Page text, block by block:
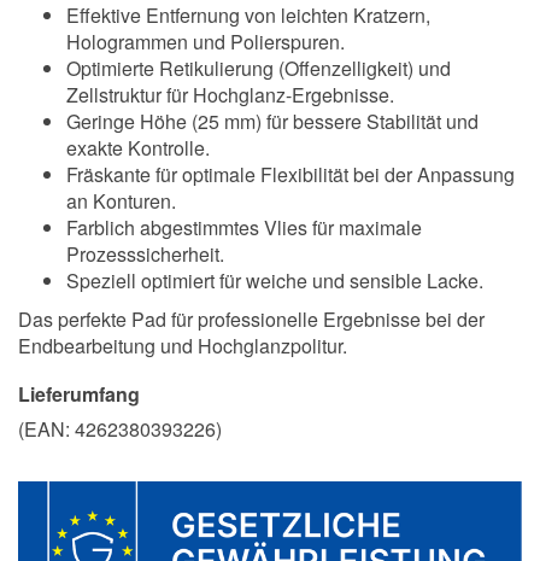
Effektive Entfernung von leichten Kratzern,
Hologrammen und Polierspuren.
Optimierte Retikulierung (Offenzelligkeit) und
Zellstruktur für Hochglanz-Ergebnisse.
Geringe Höhe (25 mm) für bessere Stabilität und
exakte Kontrolle.
Fräskante für optimale Flexibilität bei der Anpassung
an Konturen.
Farblich abgestimmtes Vlies für maximale
Prozesssicherheit.
Speziell optimiert für weiche und sensible Lacke.
Das perfekte Pad für professionelle Ergebnisse bei der
Endbearbeitung und Hochglanzpolitur.
Lieferumfang
(EAN: 4262380393226)